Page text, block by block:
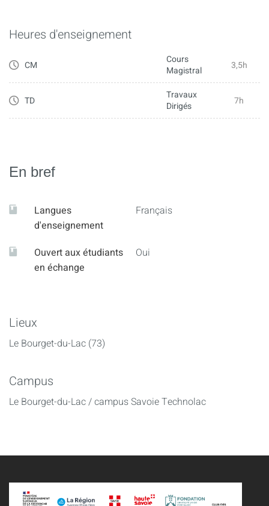
Heures d'enseignement
CM
Cours
Magistral
3,5h
TD
Travaux
Dirigés
7h
En bref
Langues
d'enseignement
Français
Ouvert aux étudiants
en échange
Oui
Lieux
Le Bourget-du-Lac (73)
Campus
Le Bourget-du-Lac / campus Savoie Technolac